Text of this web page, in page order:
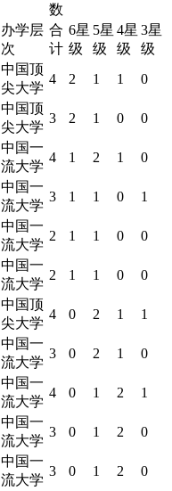
数
办学层
次
合
计
6星
级
5星
级
4星
级
3星
级
中国顶
尖大学
4 2 1 1 0
中国顶
尖大学
3 2 1 0 0
中国一
流大学
4 1 2 1 0
中国一
流大学
3 1 1 0 1
中国一
流大学
2 1 1 0 0
中国一
流大学
2 1 1 0 0
中国顶
尖大学
4 0 2 1 1
中国一
流大学
3 0 2 1 0
中国一
流大学
4 0 1 2 1
中国一
流大学
3 0 1 2 0
中国一
流大学
3 0 1 2 0